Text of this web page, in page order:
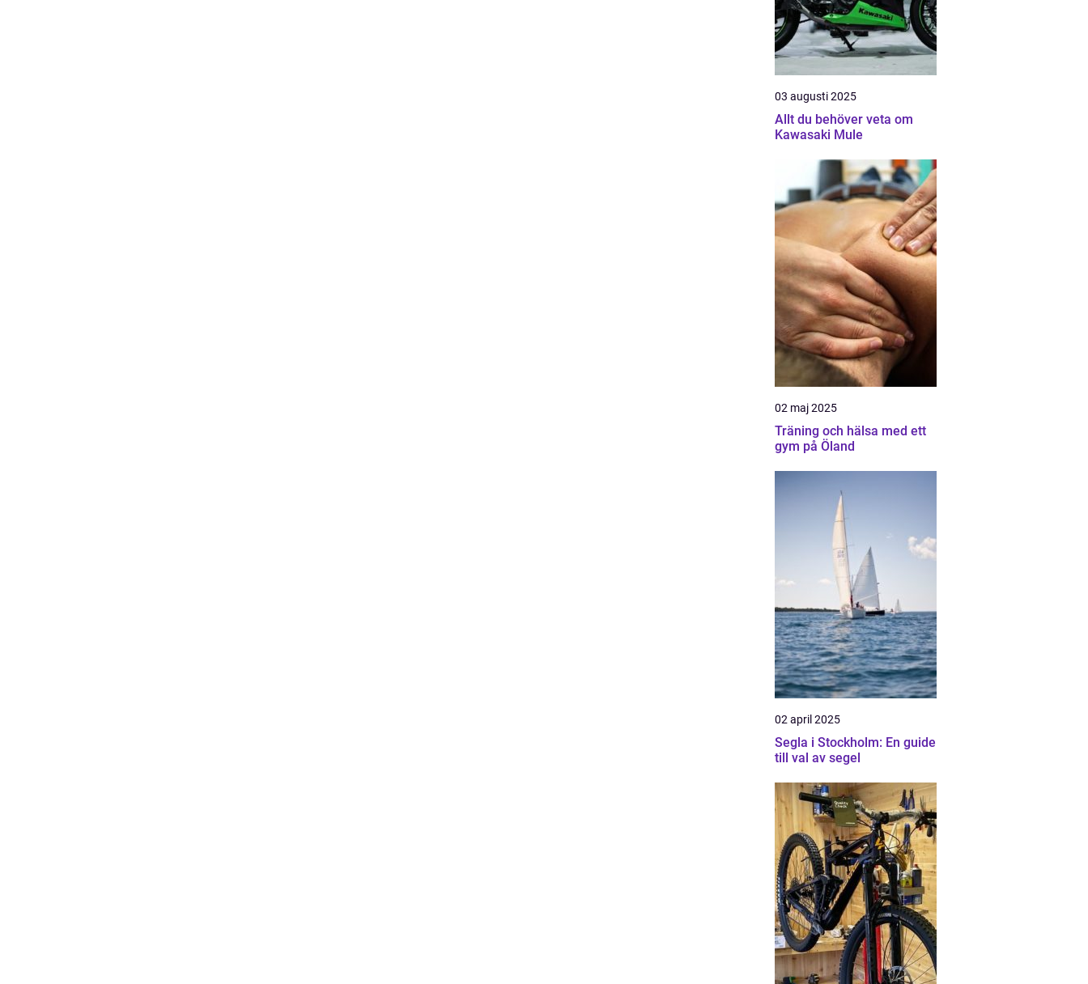
03 augusti 2025
Allt du behöver veta om
Kawasaki Mule
02 maj 2025
Träning och hälsa med ett
gym på Öland
02 april 2025
Segla i Stockholm: En guide
till val av segel